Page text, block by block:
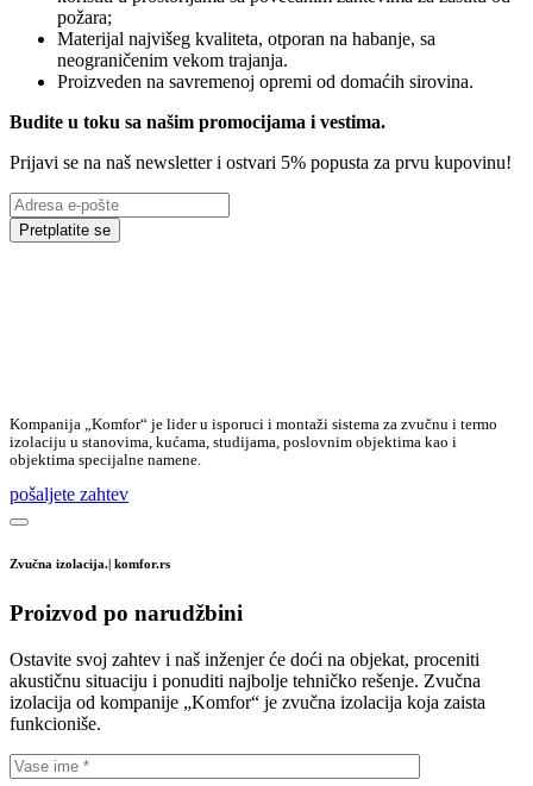
požara;
Materijal najvišeg kvaliteta, otporan na habanje, sa
neograničenim vekom trajanja.
Proizveden na savremenoj opremi od domaćih sirovina.
Budite u toku sa našim promocijama i vestima.
Prijavi se na naš newsletter i ostvari 5% popusta za prvu kupovinu!
Pretplatite se
Kompanija „Komfor“ je lider u isporuci i montaži sistema za zvučnu i termo
izolaciju u stanovima, kućama, studijama, poslovnim objektima kao i
objektima specijalne namene.
pošaljete zahtev
Zvučna izolacija.| komfor.rs
Proizvod po narudžbini
Ostavite svoj zahtev i naš inženjer će doći na objekat, proceniti
akustičnu situaciju i ponuditi najbolje tehničko rešenje. Zvučna
izolacija od kompanije „Komfor“ je zvučna izolacija koja zaista
funkcioniše.